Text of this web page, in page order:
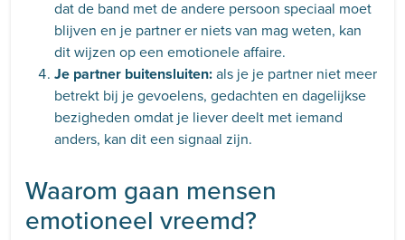
dat de band met de andere persoon speciaal moet
blijven en je partner er niets van mag weten, kan
dit wijzen op een emotionele affaire.
Je partner buitensluiten:als je je partner niet meer
betrekt bij je gevoelens, gedachten en dagelijkse
bezigheden omdat je liever deelt met iemand
anders, kan dit een signaal zijn.
Waarom gaan mensen
emotioneel vreemd?